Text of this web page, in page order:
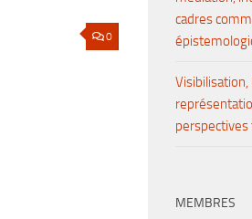
0
cadres
MEMBRES